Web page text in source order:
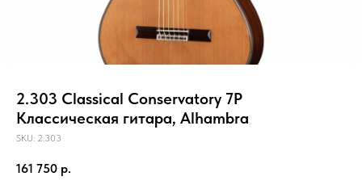
2.303 Classical Conservatory 7P
Классическая гитара, Alhambra
SKU: 2.303
161 750 р.